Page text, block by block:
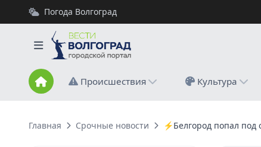
Погода Волгоград
Происшествия Культура
Главная Срочные новости ⚡️Белгород попал под